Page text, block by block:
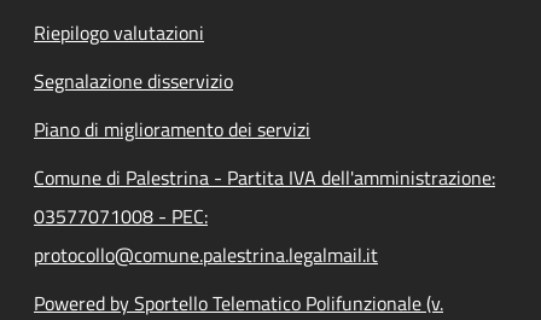
Riepilogo valutazioni
Segnalazione disservizio
Piano di miglioramento dei servizi
Comune di Palestrina - Partita IVA dell'amministrazione:
03577071008 - PEC:
protocollo@comune.palestrina.legalmail.it
Powered by Sportello Telematico Polifunzionale (v.